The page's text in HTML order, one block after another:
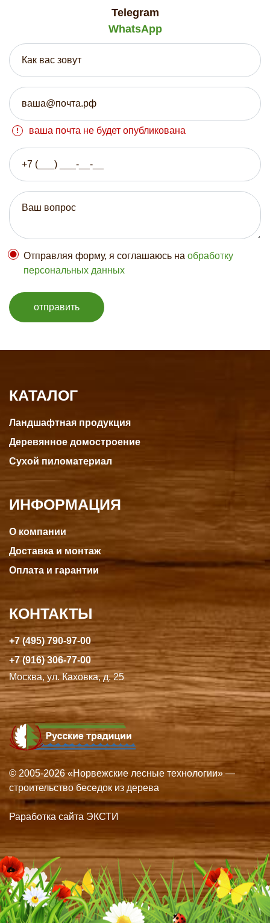
Telegram
WhatsApp
ваша почта не будет опубликована
Отправляя форму, я соглашаюсь на обработку
персональных данных
отправить
КАТАЛОГ
Ландшафтная продукция
Деревянное домостроение
Сухой пиломатериал
ИНФОРМАЦИЯ
О компании
Доставка и монтаж
Оплата и гарантии
КОНТАКТЫ
+7 (495) 790-97-00
+7 (916) 306-77-00
Москва, ул. Каховка, д. 25
© 2005-2026 «Норвежские лесные технологии» —
строительство беседок из дерева
Раработка сайта ЭКСТИ